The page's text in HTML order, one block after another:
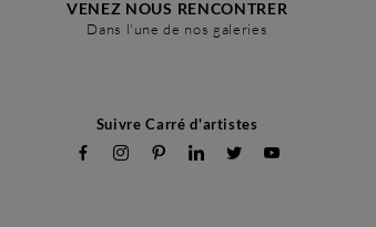
VENEZ NOUS RENCONTRER
Dans l'une de nos galeries
Suivre Carré d'artistes